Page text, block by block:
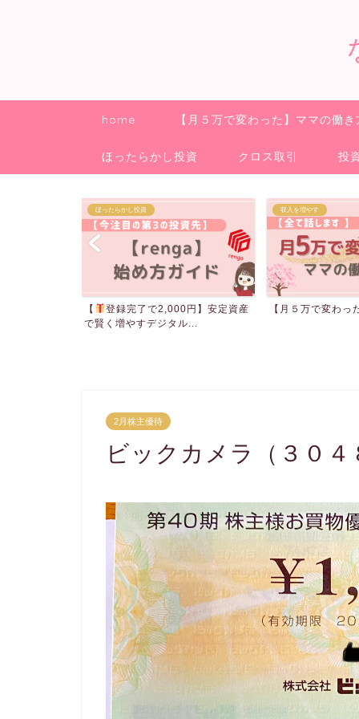
home 【月５万で変わった】ママの働き
ほったらかし投資 クロス取引 投
収入を増やす
【月５万で変わった】ママの働き方
クロス取引
ご報告
2月株主優待
ビックカメラ（３０